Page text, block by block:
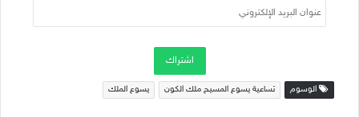
عنوان
البريد
اشتراك
الوسوم تساعية يسوع المسيح ملك الكون يسوع الملك